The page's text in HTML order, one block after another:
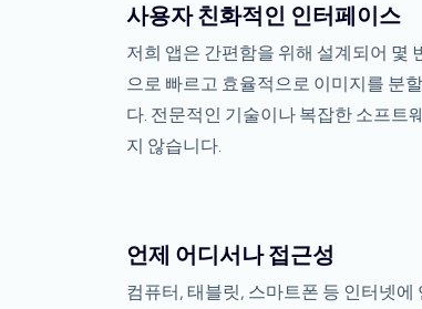
사용자 친화적인 인터페이스
저희 앱은 간편함을 위해 설계되어 몇
으로 빠르고 효율적으로 이미지를 분
다. 전문적인 기술이나 복잡한 소프트
지 않습니다.
언제 어디서나 접근성
컴퓨터, 태블릿, 스마트폰 등 인터넷에